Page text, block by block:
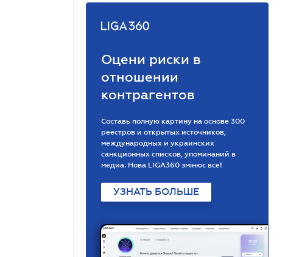
Оцени риски в
отношении
контрагентов
Составь полную картину на основе 300
реестров и открытых источников,
международных и украинских
санкционных списков, упоминаний в
медиа. Нова LIGA360 змінює все!
УЗНАТЬ БОЛЬШЕ